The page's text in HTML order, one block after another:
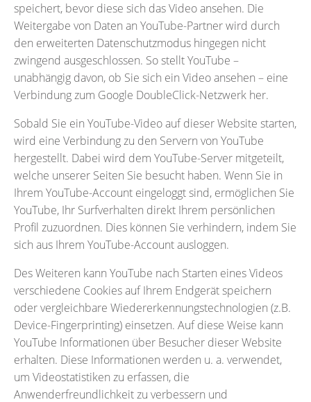
speichert, bevor diese sich das Video ansehen. Die
Weitergabe von Daten an YouTube-Partner wird durch
den erweiterten Datenschutzmodus hingegen nicht
zwingend ausgeschlossen. So stellt YouTube –
unabhängig davon, ob Sie sich ein Video ansehen – eine
Verbindung zum Google DoubleClick-Netzwerk her.
Sobald Sie ein YouTube-Video auf dieser Website starten,
wird eine Verbindung zu den Servern von YouTube
hergestellt. Dabei wird dem YouTube-Server mitgeteilt,
welche unserer Seiten Sie besucht haben. Wenn Sie in
Ihrem YouTube-Account eingeloggt sind, ermöglichen Sie
YouTube, Ihr Surfverhalten direkt Ihrem persönlichen
Profil zuzuordnen. Dies können Sie verhindern, indem Sie
sich aus Ihrem YouTube-Account ausloggen.
Des Weiteren kann YouTube nach Starten eines Videos
verschiedene Cookies auf Ihrem Endgerät speichern
oder vergleichbare Wiedererkennungstechnologien (z.B.
Device-Fingerprinting) einsetzen. Auf diese Weise kann
YouTube Informationen über Besucher dieser Website
erhalten. Diese Informationen werden u. a. verwendet,
um Videostatistiken zu erfassen, die
Anwenderfreundlichkeit zu verbessern und